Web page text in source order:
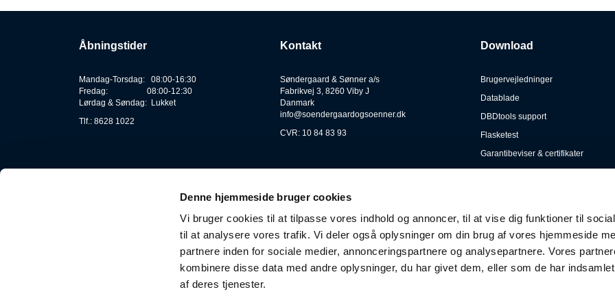
Denne hjemmeside bruger cookies
Vi bruger cookies til at tilpasse vores indhold og annoncer, til at vise dig funktioner til
til at analysere vores trafik. Vi deler også oplysninger om din brug af vores hjemmeside
partnere inden for sociale medier, annonceringspartnere og analysepartnere. Vores
kombinere disse data med andre oplysninger, du har givet dem, eller som de har
af deres tjenester.
Kombination: 11-13-15-17-
Spider: Ja, double
Vægt: 475 g
KMC’s X11 kæden kan
overbevisende skifteydelse
nikkelbelagte inder- og
MTB cykler.
X11 kæden er med
Det X-formede design på
Åbningstider
Mandag-Torsdag: 08:00-16:30
Fredag: 08:00-12:30
Lørdag & Søndag: Lukket
Tlf.: 8628 1022
Kontakt
Søndergaard & Sønner a/s
Fabrikvej 3, 8260 Viby J
Danmark
info@soendergaardogsoenner.dk
CVR: 10 84 83 93
Download
Brugervejledninger
Datablade
DBDtools support
Flasketest
Garantibeviser & certifikater
Manualer
Persondata